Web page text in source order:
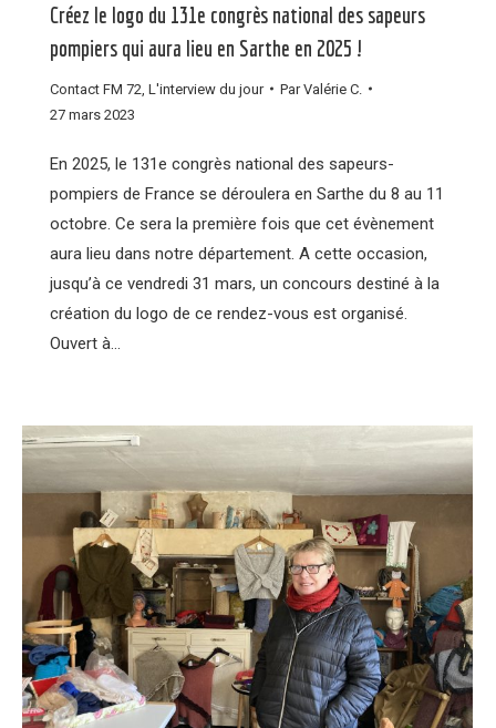
Créez le logo du 131e congrès national des sapeurs
pompiers qui aura lieu en Sarthe en 2025 !
Contact FM 72 L'interview du jour ParValérie C.
27 mars 2023
En 2025, le 131e congrès national des sapeurs-
pompiers de France se déroulera en Sarthe du 8 au 11
octobre. Ce sera la première fois que cet évènement
aura lieu dans notre département. A cette occasion,
jusqu’à ce vendredi 31 mars, un concours destiné à la
création du logo de ce rendez-vous est organisé.
Ouvert à…